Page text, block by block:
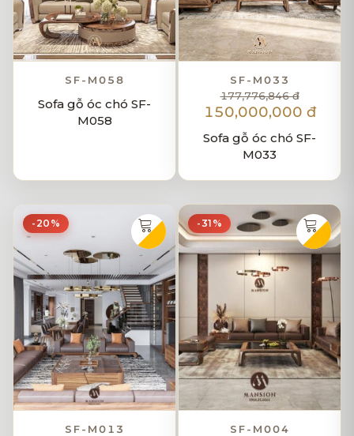
SF-M058
Sofa gỗ óc chó SF-
M058
SF-M033
177,776,846 đ
150,000,000 đ
Sofa gỗ óc chó SF-
M033
-20%
SF-M013
-31%
SF-M004